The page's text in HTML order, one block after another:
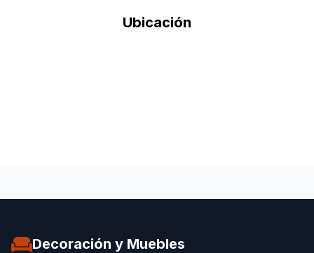
Ubicación
Decoración y Muebles